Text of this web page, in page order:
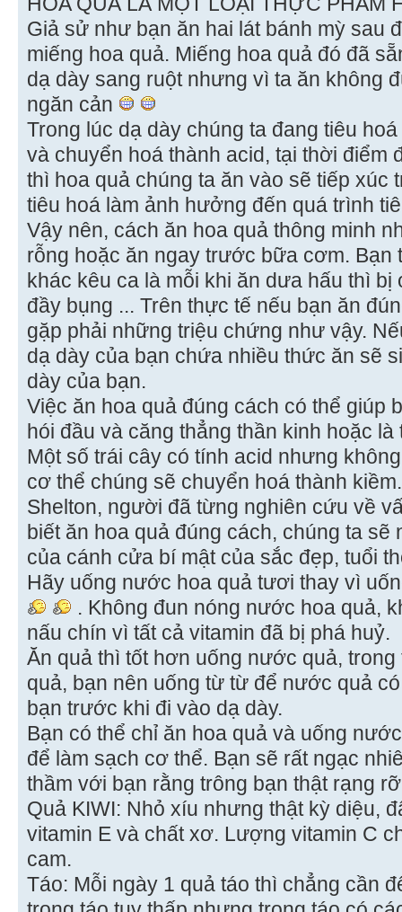
Giả sử như bạn ăn hai lát bánh mỳ sau
miếng hoa quả. Miếng hoa quả đó đã
dạ dày sang ruột nhưng vì ta ăn không
ngăn cản
Trong lúc dạ dày chúng ta đang tiêu
và chuyển hoá thành acid, tại thời điểm
thì hoa quả chúng ta ăn vào sẽ tiếp xúc
tiêu hoá làm ảnh hưởng đến quá trình
Vậy nên, cách ăn hoa quả thông minh
rỗng hoặc ăn ngay trước bữa cơm.
khác kêu ca là mỗi khi ăn dưa hấu thì
đầy bụng ... Trên thực tế nếu bạn ăn
gặp phải những triệu chứng như vậy.
dạ dày của bạn chứa nhiều thức ăn sẽ
dày của bạn.
Việc ăn hoa quả đúng cách có thể giúp
hói đầu và căng thẳng thần kinh hoặc là
Một số trái cây có tính acid nhưng
cơ thể chúng sẽ chuyển hoá thành
Shelton, người đã từng nghiên cứu về
biết ăn hoa quả đúng cách, chúng ta sẽ
của cánh cửa bí mật của sắc đẹp, tuổi
Hãy uống nước hoa quả tươi thay vì
. Không đun nóng nước hoa quả,
nấu chín vì tất cả vitamin đã bị phá huỷ.
Ăn quả thì tốt hơn uống nước quả,
quả, bạn nên uống từ từ để nước quả
bạn trước khi đi vào dạ dày.
Bạn có thể chỉ ăn hoa quả và uống
để làm sạch cơ thể. Bạn sẽ rất ngạc
thầm với bạn rằng trông bạn thật rạng
Quả KIWI: Nhỏ xíu nhưng thật kỳ diệu,
vitamin E và chất xơ. Lượng vitamin C
cam.
Táo: Mỗi ngày 1 quả táo thì chẳng cần